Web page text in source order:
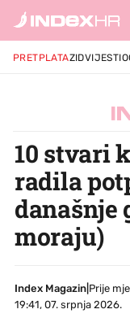
PRETPLATAZIDVIJESTI
10 stvari
radila
današnje
moraju)
Index Magazin
Prije
19:41, 07. srpnja 2026.